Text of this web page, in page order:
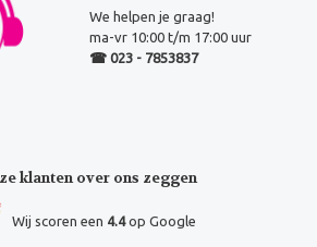
We helpen je graag!
ma-vr 10:00 t/m 17:00 uur
☎ 023 - 7853837
klanten over ons zeggen
Wij scoren een 4.4op Google